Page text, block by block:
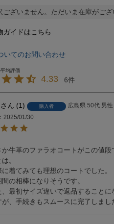
ございません。ただいま在庫がござ
ガイドはこちら
いてのお問い合わせ
4.33 6
1 購入者 広島県 50代 男性
2025/01/30
か牛革のファラオコートがこの値段
。
に着てみても理想のコートでした。
の相棒になりそうです。
、最初サイズ違いで返品することに
が、手続きもスムースに完了しまし